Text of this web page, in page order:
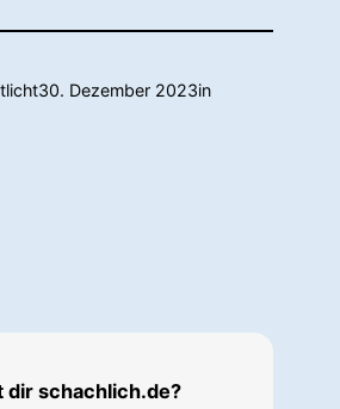
30. Dezember 2023in
dir schachlich.de?